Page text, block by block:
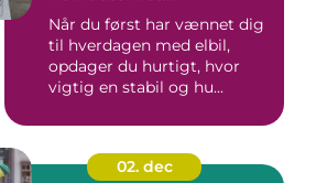
Når du først har vænnet dig
til hverdagen med elbil,
opdager du hurtigt, hvor
vigtig en stabil og hu...
02. dec